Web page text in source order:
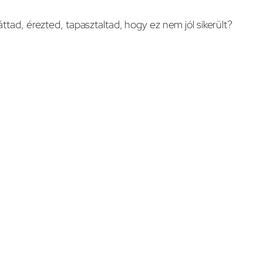
érezted, tapasztaltad, hogy ez nem jól sikerült?